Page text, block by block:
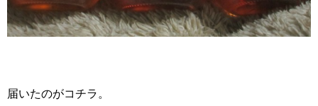
届いたのがコチラ。